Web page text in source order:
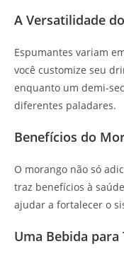
A Versatilidade
Espumantes variam
você customize seu
enquanto um demi-
diferentes paladares.
Benefícios do
O morango não só
traz benefícios à
ajudar a fortalecer o
Uma Bebida para